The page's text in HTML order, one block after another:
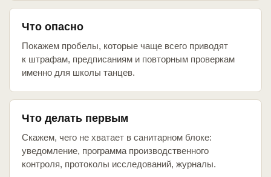
Что опасно
Покажем пробелы, которые чаще всего приводят
к штрафам, предписаниям и повторным проверкам
именно для школы танцев.
Что делать первым
Скажем, чего не хватает в санитарном блоке:
уведомление, программа производственного
контроля, протоколы исследований, журналы.